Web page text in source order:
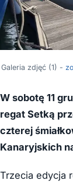
Galeria zdjęć (1) -
W sobotę 11
regat Setką
czterej
Kanaryjskich
Trzecia edycja